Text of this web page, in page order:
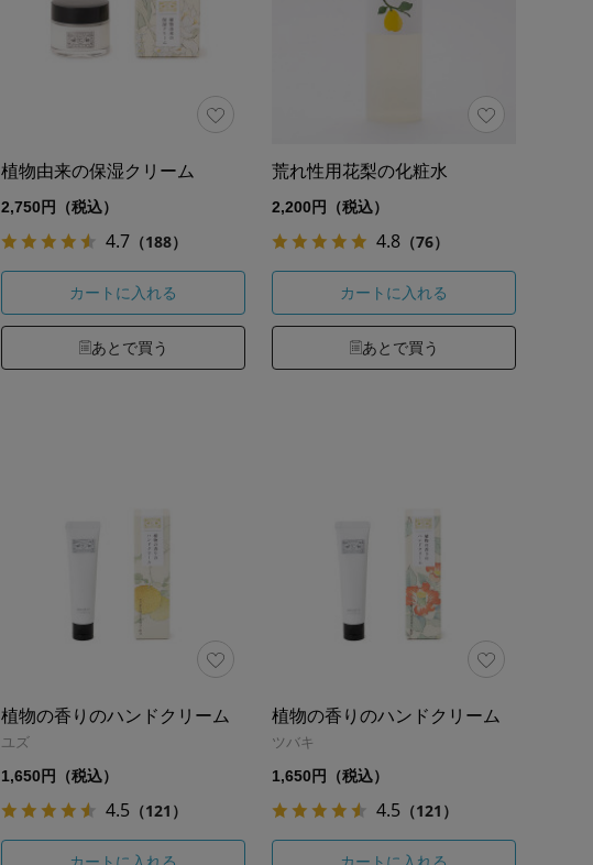
植物由来の保湿クリーム
2,750円（税込）
4.7 （188）
カートに入れる
あとで買う
荒れ性用花梨の化粧水
2,200円（税込）
4.8 （76）
カートに入れる
あとで買う
植物の香りのハンドクリーム
ユズ
1,650円（税込）
4.5 （121）
植物の香りのハンドクリーム
ツバキ
1,650円（税込）
4.5 （121）